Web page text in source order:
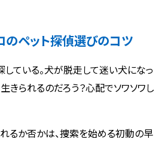
のペット探偵選びのコツ
ている。犬が脱走して迷い犬になっ
きられるのだろう？心配でソワソワし
るか否かは、捜索を始める初動の早